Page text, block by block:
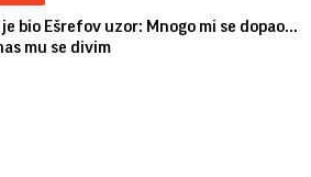
je bio Ešrefov uzor: Mnogo mi se dopao...
mu se divim